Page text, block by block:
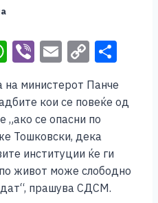
W
at
s
A
p
p
Vi
er
E
ai
l
C
o
p
y
Li
n
k
ar
e
на министерот Панче
кои се повеќе од
„ако се опасни по
Тошковски, дека
институции ќе ги
живот може слободно
прашува СДСМ.